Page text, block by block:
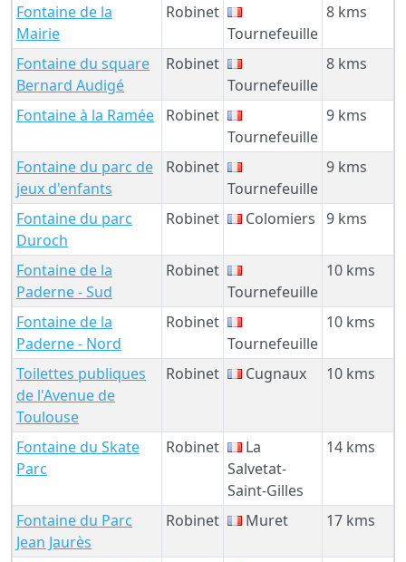
Fontaine de la
Mairie
Robinet
Tournefeuille
8 kms
Fontaine du square
Bernard Audigé
Robinet
Tournefeuille
8 kms
Fontaine à la Ramée
Robinet
Tournefeuille
9 kms
Fontaine du parc de
jeux d'enfants
Robinet
Tournefeuille
9 kms
Fontaine du parc
Duroch
Robinet Colomiers 9 kms
Fontaine de la
Paderne - Sud
Robinet
Tournefeuille
10 kms
Fontaine de la
Paderne - Nord
Robinet
Tournefeuille
10 kms
Toilettes publiques
de l'Avenue de
Toulouse
Robinet Cugnaux 10 kms
Fontaine du Skate
Parc
Robinet
La
Salvetat-
Saint-Gilles
14 kms
Fontaine du Parc
Jean Jaurès
Robinet Muret 17 kms